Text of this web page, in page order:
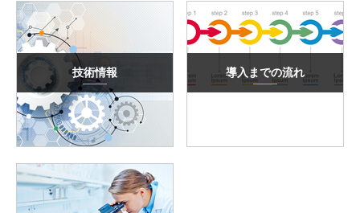
技術情報 導入までの流れ